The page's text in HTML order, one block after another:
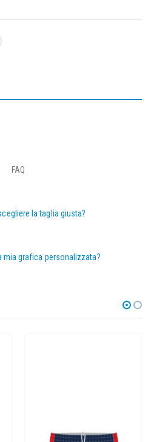
FAQ
la taglia giusta?
mia grafica personalizzata?